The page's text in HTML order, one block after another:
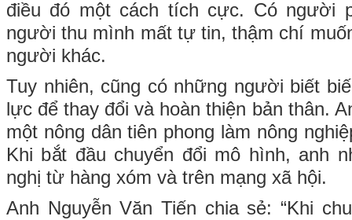
điều đó một cách tích cực. Có người
người thu mình mất tự tin, thậm chí
người khác.
Tuy nhiên, cũng có những người biết
lực để thay đổi và hoàn thiện bản thân.
một nông dân tiên phong làm nông
Khi bắt đầu chuyển đổi mô hình, anh
nghị từ hàng xóm và trên mạng xã hội.
Anh Nguyễn Văn Tiến chia sẻ: “Khi